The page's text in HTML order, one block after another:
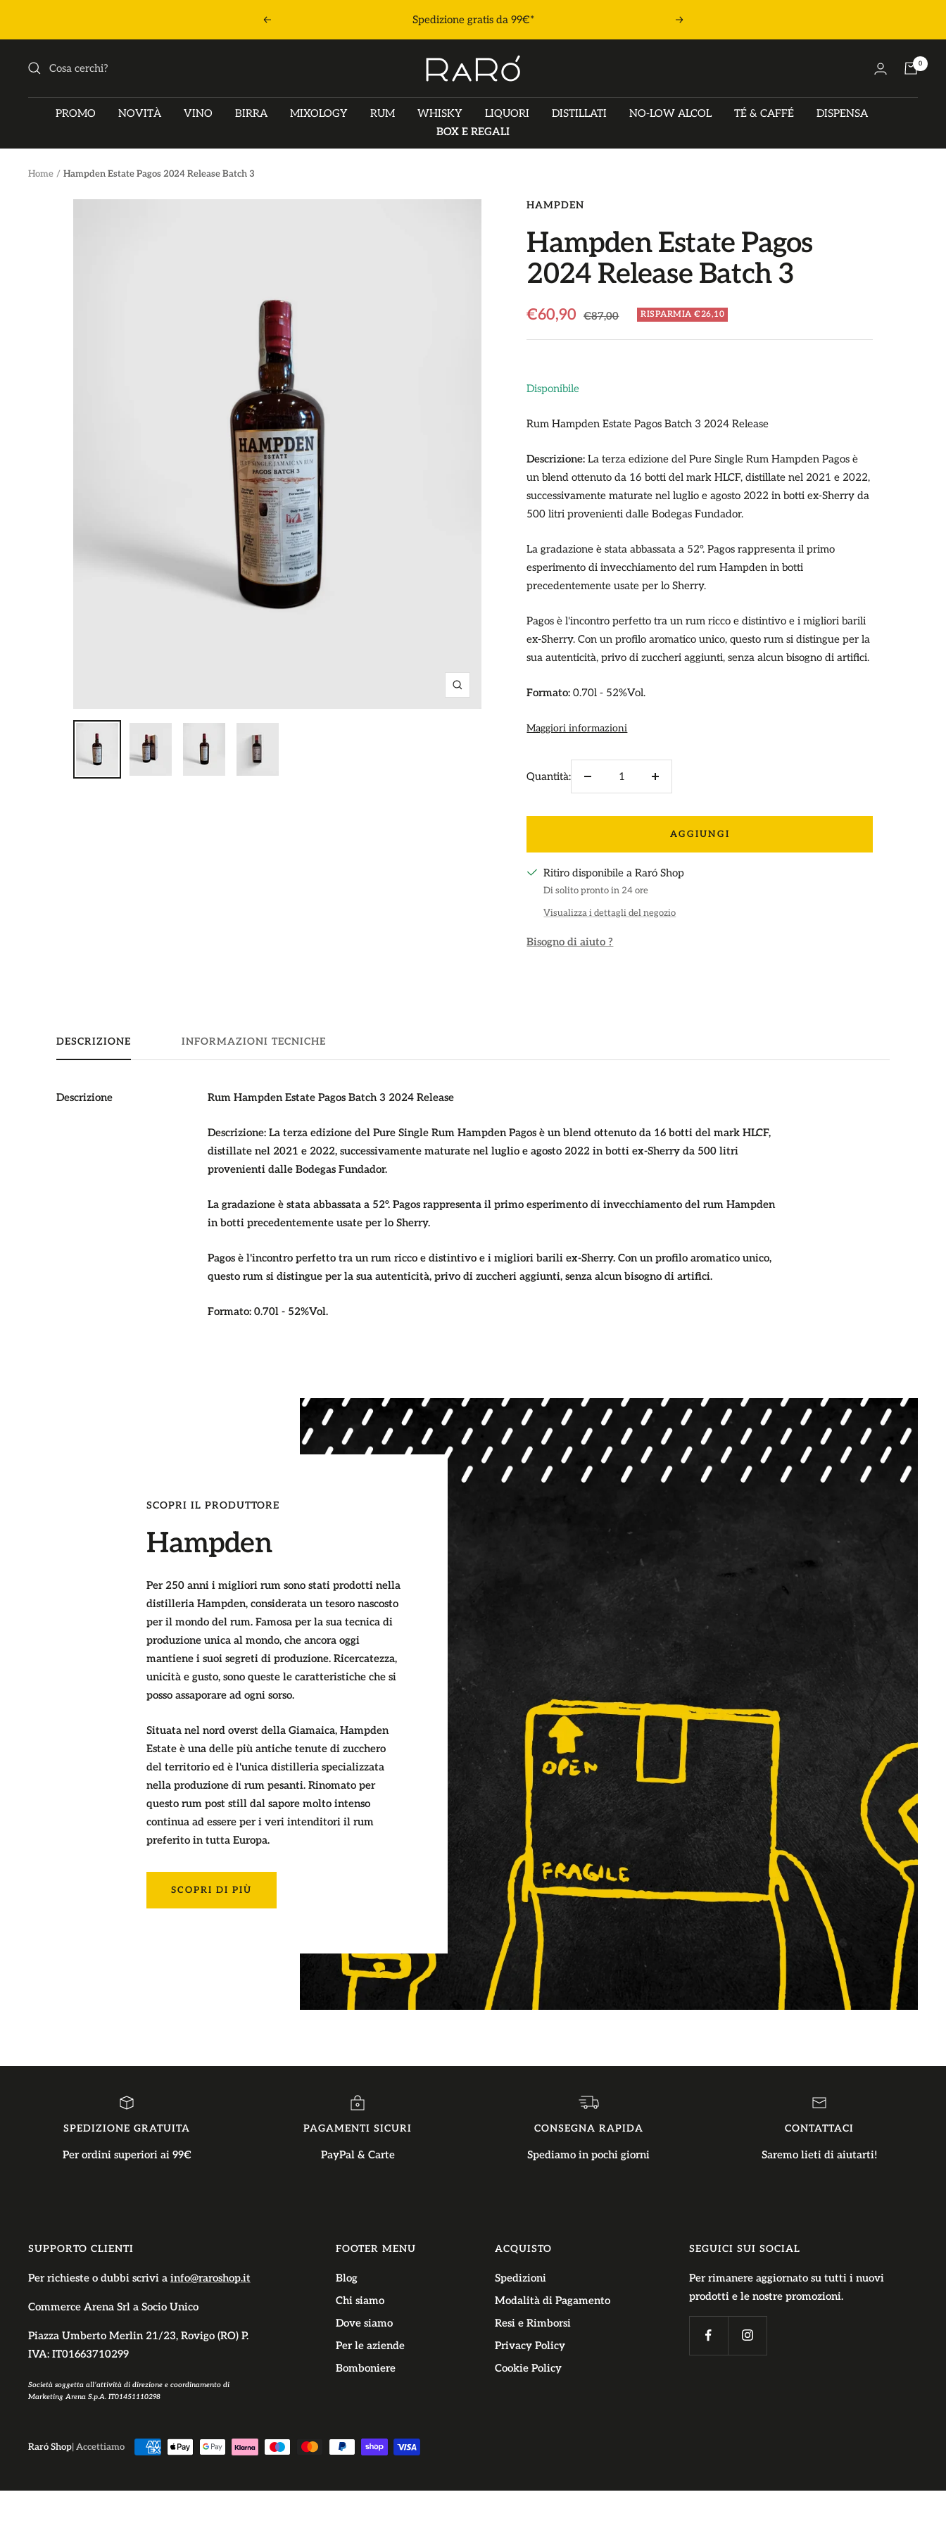
Precedente Spedizione gratis da 99€* Seguente
Raró
Shop
0
PROMO NOVITÀ VINO BIRRA MIXOLOGY RUM WHISKY LIQUORI DISTILLATI NO-LOW ALCOL TÉ & CAFFÉ
DISPENSA
BOX E REGALI
Home Hampden Estate Pagos 2024 Release Batch 3
Ingrandisci
HAMPDEN
Hampden Estate Pagos
2024 Release Batch 3
Prezzo
di
€60,90
Prezzo
€87,00 RISPARMIA €26,10
Disponibile
Rum Hampden Estate Pagos Batch 3 2024 Release
Descrizione: La terza edizione del Pure Single Rum Hampden Pagos è
un blend ottenuto da 16 botti del mark HLCF, distillate nel 2021 e 2022,
successivamente maturate nel luglio e agosto 2022 in botti ex-Sherry da
500 litri provenienti dalle Bodegas Fundador.
La gradazione è stata abbassata a 52°. Pagos rappresenta il primo
esperimento di invecchiamento del rum Hampden in botti
precedentemente usate per lo Sherry.
Pagos è l'incontro perfetto tra un rum ricco e distintivo e i migliori barili
ex-Sherry. Con un profilo aromatico unico, questo rum si distingue per la
sua autenticità, privo di zuccheri aggiunti, senza alcun bisogno di artifici.
Formato: 0.70l - 52%Vol.
Maggiori informazioni
Quantità:
AGGIUNGI
Ritiro disponibile a Raró Shop
Di solito pronto in 24 ore
Visualizza i dettagli del negozio
Bisogno di aiuto ?
DESCRIZIONE INFORMAZIONI TECNICHE
Descrizione Rum Hampden Estate Pagos Batch 3 2024 Release
Descrizione: La terza edizione del Pure Single Rum Hampden Pagos è un blend ottenuto da 16 botti del mark HLCF,
distillate nel 2021 e 2022, successivamente maturate nel luglio e agosto 2022 in botti ex-Sherry da 500 litri
provenienti dalle Bodegas Fundador.
La gradazione è stata abbassata a 52°. Pagos rappresenta il primo esperimento di invecchiamento del rum Hampden
in botti precedentemente usate per lo Sherry.
Pagos è l'incontro perfetto tra un rum ricco e distintivo e i migliori barili ex-Sherry. Con un profilo aromatico unico,
questo rum si distingue per la sua autenticità, privo di zuccheri aggiunti, senza alcun bisogno di artifici.
Formato: 0.70l - 52%Vol.
SCOPRI IL PRODUTTORE
Hampden
Per 250 anni i migliori rum sono stati prodotti nella
distilleria Hampden, considerata un tesoro nascosto
per il mondo del rum. Famosa per la sua tecnica di
produzione unica al mondo, che ancora oggi
mantiene i suoi segreti di produzione. Ricercatezza,
unicità e gusto, sono queste le caratteristiche che si
posso assaporare ad ogni sorso.
Situata nel nord overst della Giamaica, Hampden
Estate è una delle più antiche tenute di zucchero
del territorio ed è l'unica distilleria specializzata
nella produzione di rum pesanti. Rinomato per
questo rum post still dal sapore molto intenso
continua ad essere per i veri intenditori il rum
preferito in tutta Europa.
SCOPRI DI PIÙ
SPEDIZIONE GRATUITA
Per ordini superiori ai 99€
PAGAMENTI SICURI
PayPal & Carte
CONSEGNA RAPIDA
Spediamo in pochi giorni
CONTATTACI
Saremo lieti di aiutarti!
SUPPORTO CLIENTI
Per richieste o dubbi scrivi a info@raroshop.it
Commerce Arena Srl a Socio Unico
Piazza Umberto Merlin 21/23, Rovigo (RO) P.
IVA: IT01663710299
Società soggetta all’attività di direzione e coordinamento di
Marketing Arena S.p.A. IT01451110298
FOOTER MENU
Blog
Chi siamo
Dove siamo
Per le aziende
Bomboniere
ACQUISTO
Spedizioni
Modalità di Pagamento
Resi e Rimborsi
Privacy Policy
Cookie Policy
SEGUICI SUI SOCIAL
Per rimanere aggiornato su tutti i nuovi
prodotti e le nostre promozioni.
Raró Shop | Accettiamo